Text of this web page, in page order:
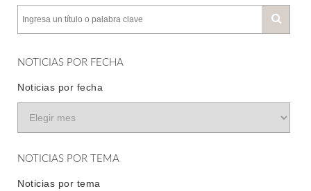
NOTICIAS POR FECHA
Noticias por fecha
NOTICIAS POR TEMA
Noticias por tema